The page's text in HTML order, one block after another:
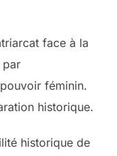
face à la
par
féminin.
historique.
historique de